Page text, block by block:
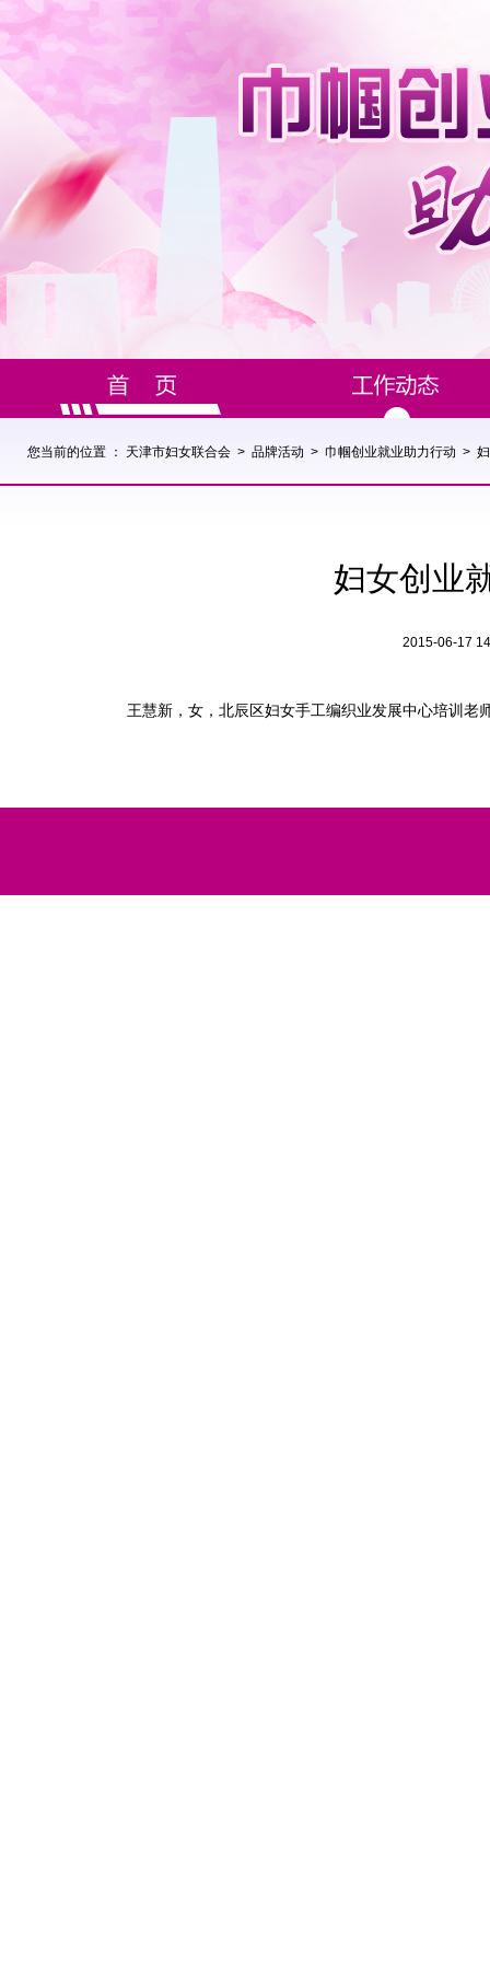
您当前的位置 ： 天津市妇女联合会 > 品牌活动 > 巾帼创业就业助力行动 >
妇女创业
2015-06-
王慧新，女，北辰区妇女手工编织业发展中心培训老